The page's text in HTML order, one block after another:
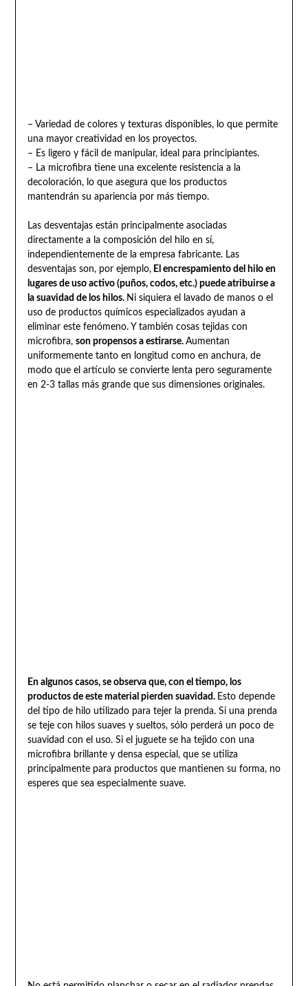
– Variedad de colores y texturas disponibles, lo que permite
una mayor creatividad en los proyectos.
– Es ligero y fácil de manipular, ideal para principiantes.
– La microfibra tiene una excelente resistencia a la
decoloración, lo que asegura que los productos
mantendrán su apariencia por más tiempo.
Las desventajas están principalmente asociadas
directamente a la composición del hilo en sí,
independientemente de la empresa fabricante. Las
desventajas son, por ejemplo,El encrespamiento del hilo en
lugares de uso activo (puños, codos, etc.) puede atribuirse a
la suavidad de los hilos. Ni siquiera el lavado de manos o el
uso de productos químicos especializados ayudan a
eliminar este fenómeno. Y también cosas tejidas con
microfibra, son propensos a estirarse. Aumentan
uniformemente tanto en longitud como en anchura, de
modo que el artículo se convierte lenta pero seguramente
en 2-3 tallas más grande que sus dimensiones originales.
En algunos casos, se observa que, con el tiempo, los
productos de este material pierden suavidad. Esto depende
del tipo de hilo utilizado para tejer la prenda. Si una prenda
se teje con hilos suaves y sueltos, sólo perderá un poco de
suavidad con el uso. Si el juguete se ha tejido con una
microfibra brillante y densa especial, que se utiliza
principalmente para productos que mantienen su forma, no
esperes que sea especialmente suave.